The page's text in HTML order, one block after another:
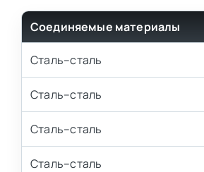
Соединяемые материалы
Сталь–сталь
Сталь–сталь
Сталь–сталь
Сталь–сталь